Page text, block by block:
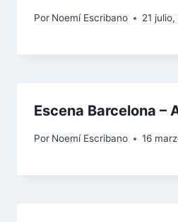
Por Noemí Escribano 21 julio,
Escena Barcelona –
Por Noemí Escribano 16